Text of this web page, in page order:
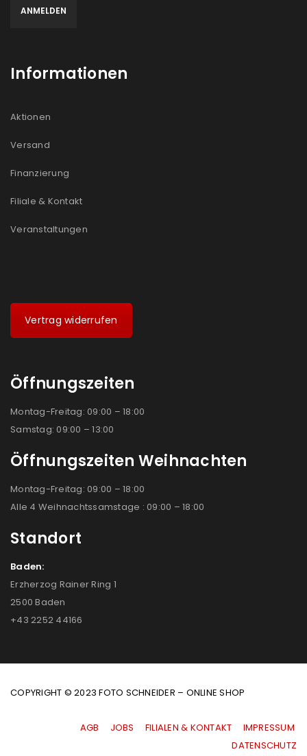
Informationen
Aktionen
Versand
Finanzierung
Filiale & Kontakt
Veranstaltungen
Vertrag widerrufen
Öffnungszeiten
Montag-Freitag: 09:00 – 18:00
Samstag: 09:00 – 13:00
Öffnungszeiten Weihnachten
Montag-Freitag: 09:00 – 18:00
Alle 4 Weihnachtssamstage : 09:00 – 18:00
Standort
Baden:
Erzherzog Rainer Ring 1
2500 Baden
+43 2252 44166
COPYRIGHT © 2023 FOTO SCHNEIDER – ONLINE SHOP
AGB JOBS FILIALEN & KONTAKT
IMPRESSUM
|DATENSCHUTZ